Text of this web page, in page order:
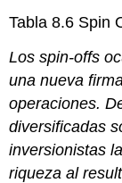
Tabla 8.6 Spin
Los spin-offs
una nueva
operaciones.
diversificadas
inversionistas
riqueza al